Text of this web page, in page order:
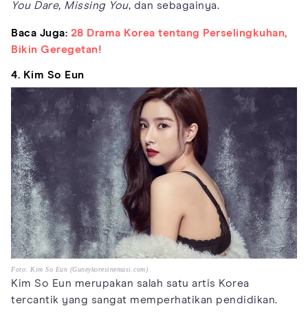
You Dare, Missing You, dan sebagainya.
Baca Juga: 28 Drama Korea tentang Perselingkuhan,
Bikin Geregetan!
4. Kim So Eun
Foto: Kim So Eun (Guneykoresinemasi.com)
Kim So Eun merupakan salah satu artis Korea
tercantik yang sangat memperhatikan pendidikan.